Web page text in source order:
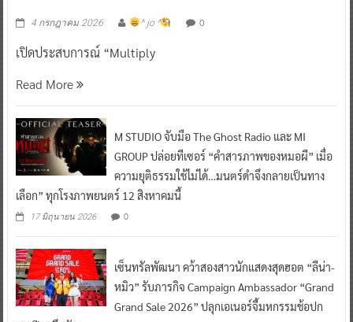
4 กรกฎาคม 2026 ^ jo ^ 0
เปิดประสบการณ์ “Multiply
Read More
M STUDIO จับมือ The Ghost Radio และ MI
GROUP ปล่อยทีเซอร์ “คำสารภาพของหมอผี” เมื่อ
ความยุติธรรมใช้ไม่ได้…มนตร์ดำจึงกลายเป็นทาง
เลือก” ทุกโรงภาพยนตร์ 12 สิงหาคมนี้
17 มิถุนายน 2026 0
เซ็นทรัลพัฒนา คว้าสองสาวนักแสดงสุดฮอต “ลีน่า-
หมิว” รับภารกิจ Campaign Ambassador “Grand
Grand Sale 2026” ปลุกเอเนอร์จี้มหกรรมช้อปก